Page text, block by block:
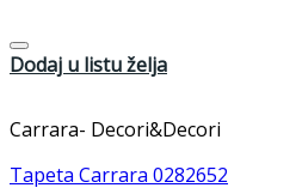
Dodaj u listu želja
Carrara- Decori&Decori
Tapeta Carrara 0282652